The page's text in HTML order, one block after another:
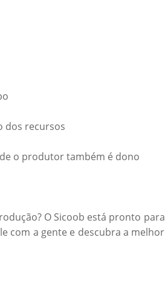
dos recursos
o produtor também é dono
O Sicoob está pronto para
com a gente e descubra a melhor